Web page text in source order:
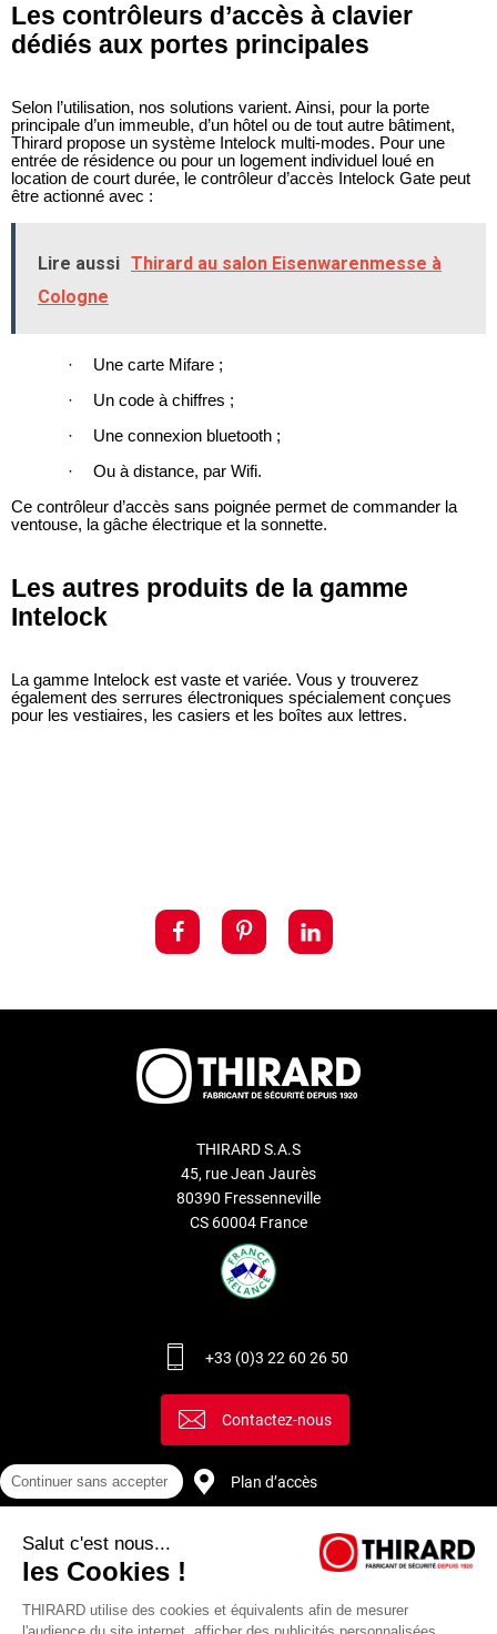
Les contrôleurs d’accès à clavier
dédiés aux portes principales
Selon l’utilisation, nos solutions varient. Ainsi, pour la porte
principale d’un immeuble, d’un hôtel ou de tout autre bâtiment,
Thirard propose un système Intelock multi-modes. Pour une
entrée de résidence ou pour un logement individuel loué en
location de court durée, le contrôleur d’accès Intelock Gate peut
être actionné avec :
Lire aussi Thirard au salon Eisenwarenmesse à
Cologne
·
Une carte Mifare ;
·
Un code à chiffres ;
·
Une connexion bluetooth ;
·
Ou à distance, par Wifi.
Ce contrôleur d’accès sans poignée permet de commander la
ventouse, la gâche électrique et la sonnette.
Les autres produits de la gamme
Intelock
La gamme Intelock est vaste et variée. Vous y trouverez
également des serrures électroniques spécialement conçues
pour les vestiaires, les casiers et les boîtes aux lettres.
THIRARD S.A.S
45, rue Jean Jaurès
80390 Fressenneville
CS 60004 France
+33 (0)3 22 60 26 50
Contactez-nous
Plan d’accès
Continuer sans accepter
Salut c'est nous...
les Cookies !
THIRARD utilise des cookies et équivalents afin de mesurer